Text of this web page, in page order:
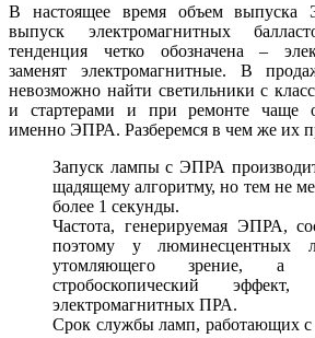
В настоящее время объем
выпуск электромагнитных
тенденция четко обозначена –
заменят электромагнитные. В
невозможно найти светильники с
и стартерами и при ремонте чаще
именно ЭПРА. Разберемся в чем же их
Запуск лампы с ЭПРА
щадящему алгоритму, но тем не
более 1 секунды.
Частота, генерируемая ЭПРА,
поэтому у люминесцентных
утомляющего зрение, а
стробоскопический
электромагнитных ПРА.
Срок службы ламп, работающих